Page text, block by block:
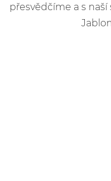
přesvědčíme a s naší